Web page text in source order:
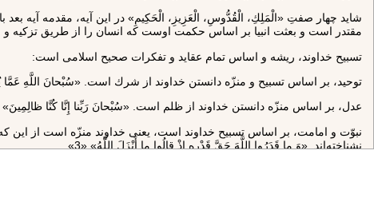
شايد چهار صفتِ‌ «الْمَلِكِ‌، الْقُدُّوسِ‌، الْعَزِيزِ، الْحَكِيمِ» در اين آيه، مقدمه آيه
مقتدر است و بعثت انبيا بر اساس حكمت اوست كه انسان را از طريق تزكيه
تسبيح خداوند، ريشه و اساس تمام عقايد و تفكرات صحيح اسلامى است:
توحيد، بر اساس تسبيح و منزّه دانستن خداوند از شرك است. «سُبْحانَ اللَّهِ عَمَّا
عدل، بر اساس منزّه دانستن خداوند از ظلم است. «سُبْحانَ رَبِّنا إِنَّا كُنَّا ظالِمِينَ»
نبوّت و امامت، بر اساس تسبيح خداوند است، يعنى خداوند منزّه است از اين
نشناخته‌اند. «وَ ما قَدَرُوا اللَّهَ حَقَّ قَدْرِهِ إِذْ قالُوا ما أَنْزَلَ اللَّهُ» «3»